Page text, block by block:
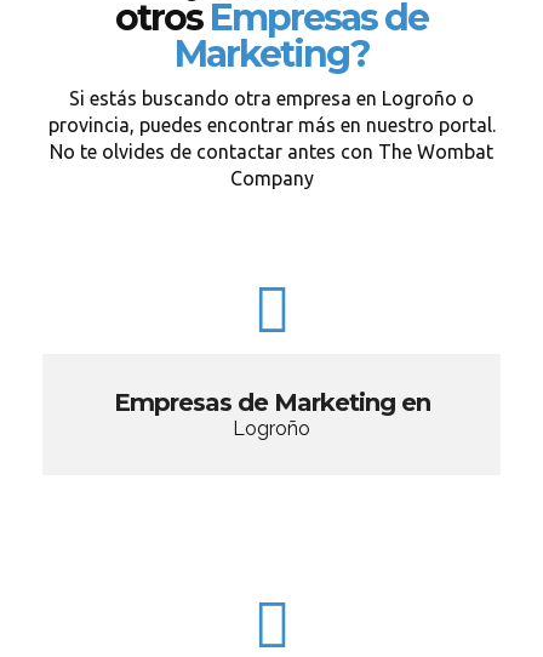
otrosEmpresas de
Marketing?
Si estás buscando otra empresa en Logroño o
provincia, puedes encontrar más en nuestro portal.
No te olvides de contactar antes con The Wombat
Company
Empresas de Marketing en
Logroño